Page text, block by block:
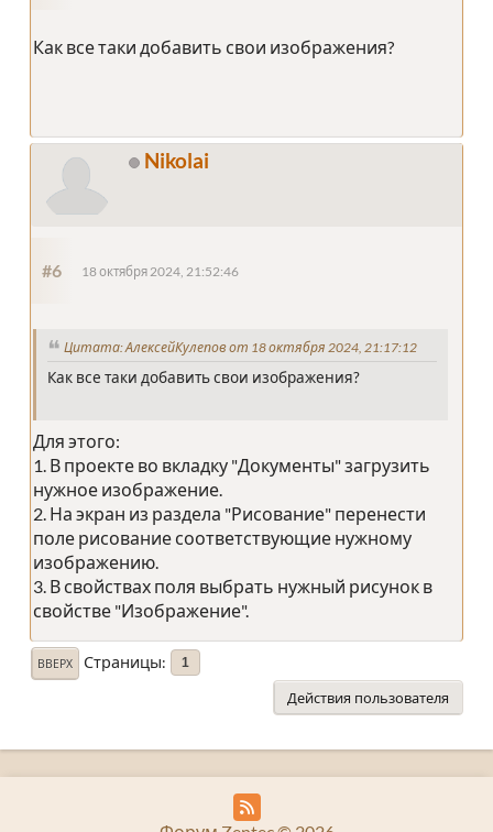
Как все таки добавить свои изображения?
Nikolai
#6 18 октября 2024, 21:52:46
Цитата: АлексейКулепов от 18 октября 2024, 21:17:12
Как все таки добавить свои изображения?
Для этого:
1. В проекте во вкладку "Документы" загрузить
нужное изображение.
2. На экран из раздела "Рисование" перенести
поле рисование соответствующие нужному
изображению.
3. В свойствах поля выбрать нужный рисунок в
свойстве "Изображение".
ВВЕРХ Страницы 1
Действия пользователя